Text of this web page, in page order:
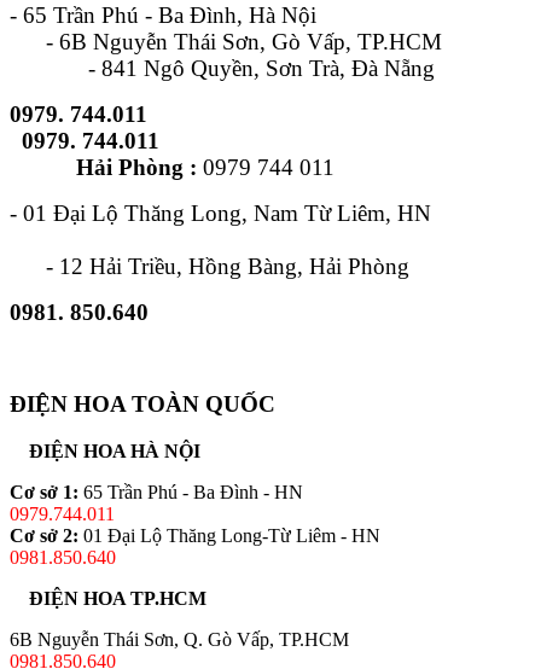
- 65 Trần Phú - Ba Đình, Hà Nội
- 6B Nguyễn Thái Sơn, Gò Vấp, TP.HCM
- 841 Ngô Quyền, Sơn Trà, Đà Nẵng
0979. 744.011
0979. 744.011
Hải Phòng : 0979 744 011
- 01 Đại Lộ Thăng Long, Nam Từ Liêm, HN
- 12 Hải Triều, Hồng Bàng, Hải Phòng
0981. 850.640
ĐIỆN HOA TOÀN QUỐC
ĐIỆN HOA HÀ NỘI
Cơ sở 1: 65 Trần Phú - Ba Đình - HN
0979.744.011
Cơ sở 2: 01 Đại Lộ Thăng Long-Từ Liêm - HN
0981.850.640
ĐIỆN HOA TP.HCM
6B Nguyễn Thái Sơn, Q. Gò Vấp, TP.HCM
0981.850.640